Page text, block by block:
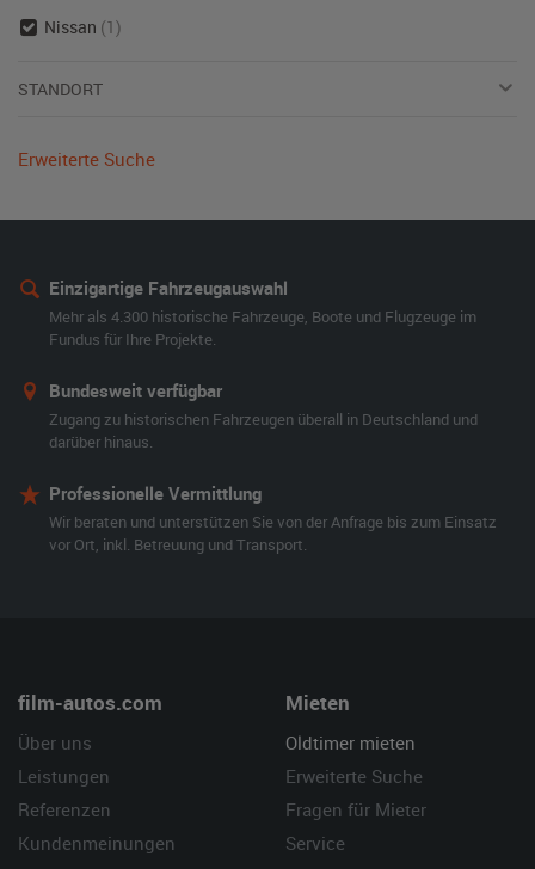
Nissan (1)
STANDORT
Erweiterte Suche
Einzigartige Fahrzeugauswahl
Mehr als 4.300 historische Fahrzeuge, Boote und Flugzeuge im
Fundus für Ihre Projekte.
Bundesweit verfügbar
Zugang zu historischen Fahrzeugen überall in Deutschland und
darüber hinaus.
Professionelle Vermittlung
Wir beraten und unterstützen Sie von der Anfrage bis zum Einsatz
vor Ort, inkl. Betreuung und Transport.
film-autos.com
Über uns
Leistungen
Referenzen
Kundenmeinungen
Mieten
Oldtimer mieten
Erweiterte Suche
Fragen für Mieter
Service